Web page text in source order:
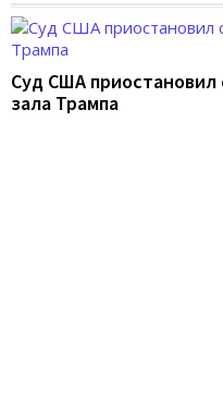
Суд США приостановил
зала Трампа